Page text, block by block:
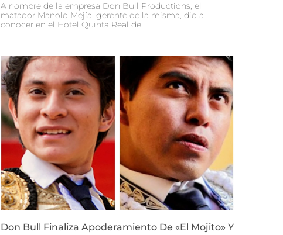
A nombre de la empresa Don Bull Productions, el
matador Manolo Mejía, gerente de la misma, dio a
conocer en el Hotel Quinta Real de
Don Bull Finaliza Apoderamiento De «El Mojito» Y